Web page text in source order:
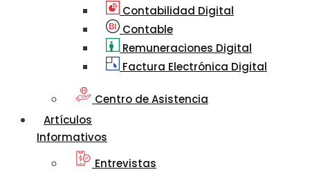
Contabilidad Digital
Contable
Remuneraciones Digital
Factura Electrónica Digital
Centro de Asistencia
Artículos
Informativos
Entrevistas